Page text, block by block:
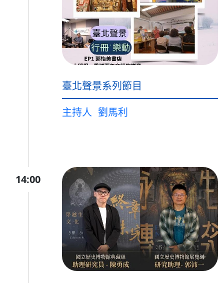
臺北聲景系列節目
主持人 劉馬利
14:00